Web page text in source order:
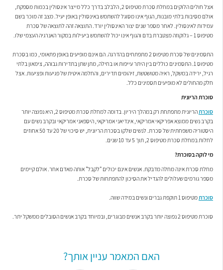
אצל חולים הלוקים במחלת סכרת מטיפוס 2, הלבלב בדרך כלל מייצר אינסולין בכמות מספקת,
אולם מסיבות בלתי מובנות, הגוף אינו מסוגל להשתמש באינסולין באופן יעיל. מצב זה מוכר בשם
עמידות לאינסולין. לאחר מספר שנים יצור האינסולין יורד. התוצאה זהה לתוצאה של סכרת
מטיפוס 1 – גלוקוזה מצטברת בדם והגוף אינו יכול להשתמש ביעילות במקור האנרגיה העצמי שלו.
התסמינים של סכרת מטיפוס 2 מתפתחים בהדרגה. הם אינם מופיעים באופן פתאומי, כמו בסכרת
מטיפוס 1. התסמינים כוללים בין היתר עייפות או בחילה, מתן שתן בתדירות גבוהה, צימאון בלתי
רגיל, ירידה במשקל, ראיה מטושטשת, זיהומים תדירים, והחלמה איטית של פגיעות ופציעות. אצל
חלק מהחולים לא מופיעים תסמינים כלל.
סוכרת הריונית
סוכרת
הריונית מתפתחת רק במהלך היריון. בדומה למחלת סכרת מטיפוס 2, היא נפוצה יותר
בקרב נשים ממוצא אפריקאי אמריקאי, אינדיאני אמריקאי, היספאני אמריקאי ובקרב נשים עם
היסטוריה משפחתית של סכרת. לנשים שלקו בסכרת הריונית, יש סיכוי של 20 עד 50 אחוזים
לחלות במחלת סכרת מטיפוס 2, תוך 5 עד 10 שנים.
מי לוקה בסוכרת?
מחלת סכרת אינה מחלה מדבקת. אנשים אינם יכולים "לקבל" אותה מאדם אחר. אולם קיימים
מספר גורמים שעלולים להגדיל את הסיכון להתפתחות של סכרת.
סוכרתמטיפוס 1 תוקפת גברים ונשים במידה שווה.
סוכרת מטיפוס 2 נפוצה יותר בקרב אנשים מבוגרים, ובמיוחד בקרב אנשים הסובלים ממשקל יתר.
האם המאמר עניין אותך?